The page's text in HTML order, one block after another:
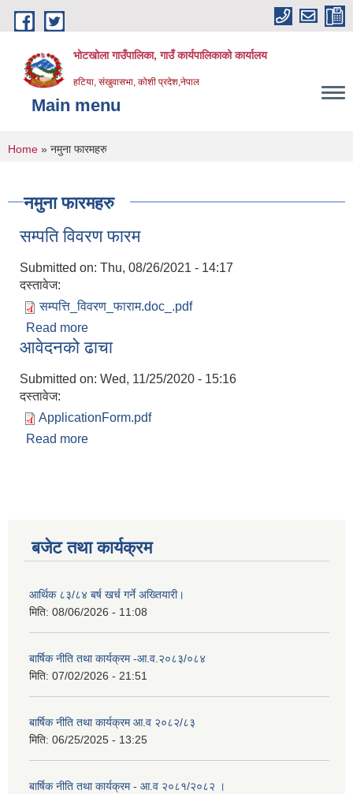
Skip to main content
भोटखोला गाउँपालिका, गाउँ कार्यपालिकाको कार्यालय
हटिया, संखुवासभा, कोशी प्रदेश,नेपाल
Main menu
You are here
Home » नमुना फारमहरु
नमुना फारमहरु
सम्पति विवरण फारम
Submitted on: Thu, 08/26/2021 - 14:17
दस्तावेज:
सम्पत्ति_विवरण_फाराम.doc_.pdf
Read more
आवेदनको ढाचा
Submitted on: Wed, 11/25/2020 - 15:16
दस्तावेज:
ApplicationForm.pdf
Read more
बजेट तथा कार्यक्रम
आर्थिक ८३/८४ बर्ष खर्च गर्ने अख्तियारी।
मिति: 08/06/2026 - 11:08
बार्षिक नीति तथा कार्यक्रम -आ.व.२०८३/०८४
मिति: 07/02/2026 - 21:51
बार्षिक नीति तथा कार्यक्रम आ.व २०८२/८३
मिति: 06/25/2025 - 13:25
बार्षिक नीति तथा कार्यक्रम - आ.व २०८१/२०८२ ।